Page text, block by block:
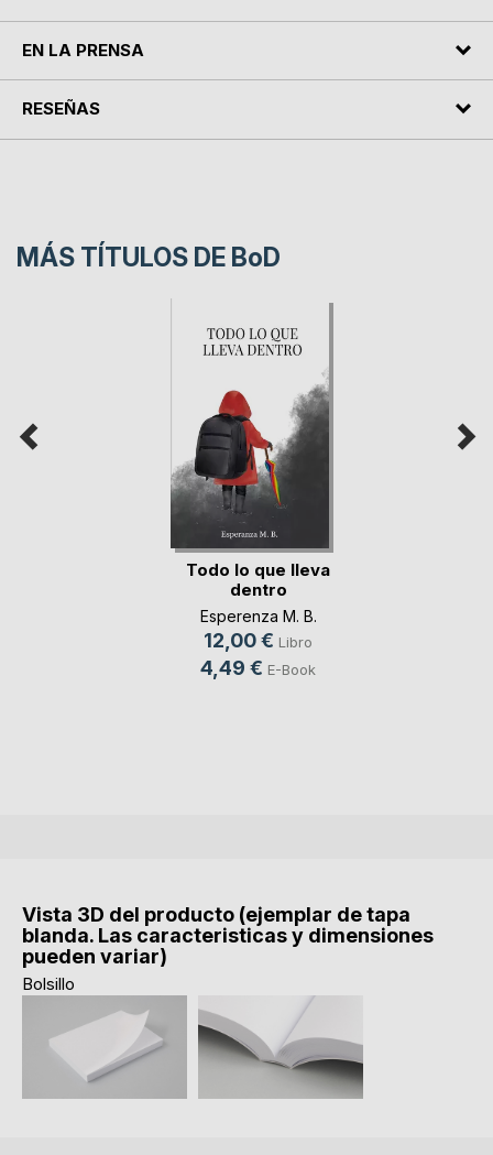
EN LA PRENSA
RESEÑAS
MÁS TÍTULOS DE BoD
Todo lo que lleva
dentro
Esperenza M. B.
12,00 € Libro
4,49 € E-Book
Vista 3D del producto (ejemplar de tapa
blanda. Las caracteristicas y dimensiones
pueden variar)
Bolsillo